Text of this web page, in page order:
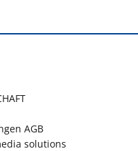
AGB
solutions